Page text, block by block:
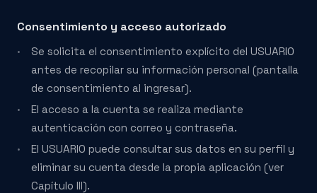
Consentimiento y acceso autorizado
Se solicita el consentimiento explícito del USUARIO
antes de recopilar su información personal (pantalla
de consentimiento al ingresar).
El acceso a la cuenta se realiza mediante
autenticación con correo y contraseña.
El USUARIO puede consultar sus datos en su perfil y
eliminar su cuenta desde la propia aplicación (ver
Capítulo III).